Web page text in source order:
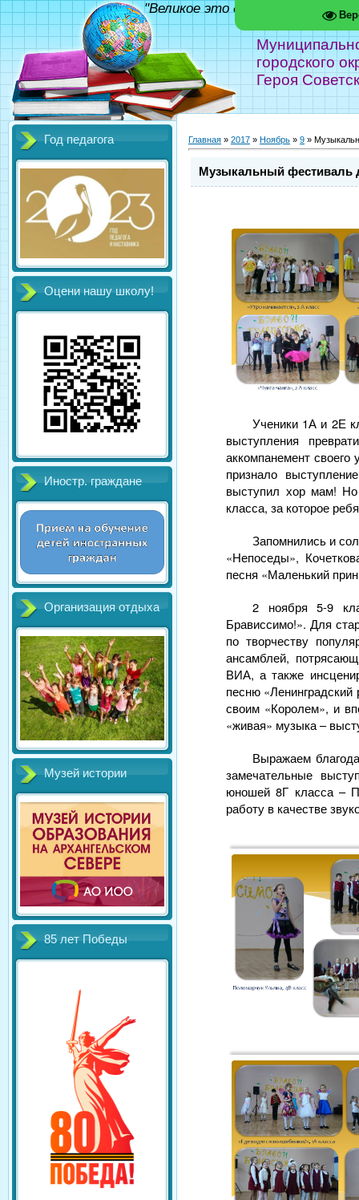
городского
Героя
"Великое это дело - школа!"
Год педагога
Оцени нашу школу!
Иностр. граждане
Организация отдыха
Музей истории
85 лет Победы
Главная » 2017 » Ноябрь » 9 »
Музыкальный фестиваль
Ученики 1А и 2Е
выступления
аккомпанемент
признало
выступил хор мам! Но
класса, за которое
Запомнились и
«Непоседы»,
песня «Маленький
2 ноября 5-9
Брависсимо!». Для
по творчеству
ансамблей,
ВИА, а также
песню
своим «Королем», и
«живая» музыка –
Выражаем
замечательные
юношей 8Г класса –
работу в качестве